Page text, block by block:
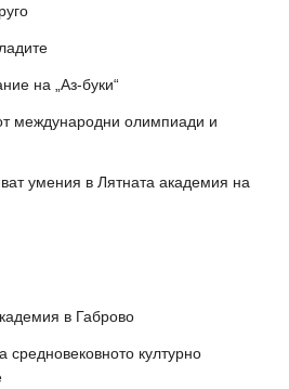
на „Аз-буки“
международни олимпиади и
умения в Лятната академия на
в Габрово
средновековното културно